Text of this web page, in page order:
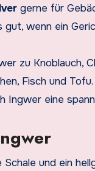
gerne für
wenn ein
zu Knoblauch,
Fisch und
Ingwer eine
Schale und ein